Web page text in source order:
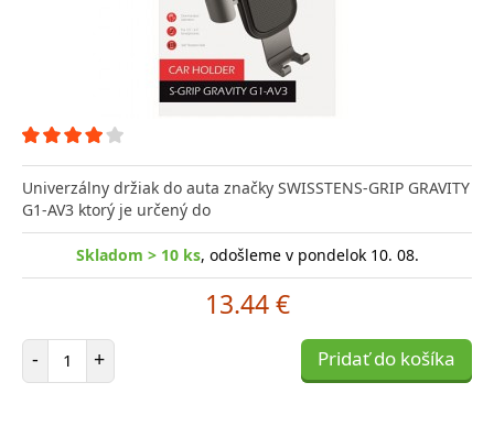
Univerzálny držiak do auta značky SWISSTENS-GRIP GRAVITY
G1-AV3 ktorý je určený do
Skladom > 10 ks, odošleme v pondelok 10. 08.
13.44 €
- Počet položiek
+ Pridať do košíka